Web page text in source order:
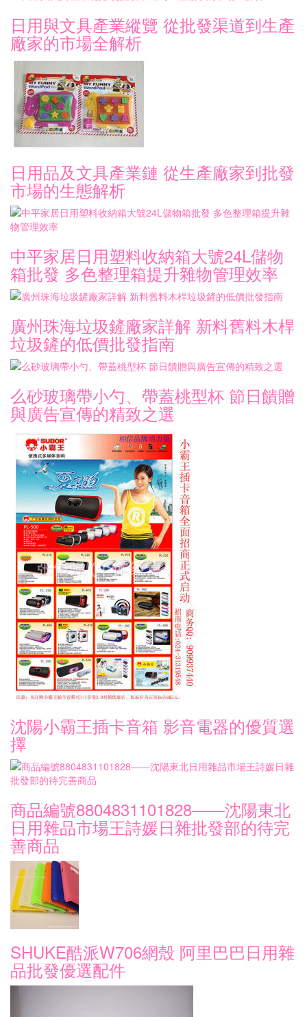
日用與文具產業縱覽 從批發渠道到生產
廠家的市場全解析
日用品及文具產業鏈 從生產廠家到批發
市場的生態解析
中平家居日用塑料收納箱大號24L儲物
箱批發 多色整理箱提升雜物管理效率
廣州珠海垃圾鏟廠家詳解 新料舊料木桿
垃圾鏟的低價批發指南
么砂玻璃帶小勺、帶蓋桃型杯 節日饋贈
與廣告宣傳的精致之選
沈陽小霸王插卡音箱 影音電器的優質選
擇
商品編號8804831101828——沈陽東北
日用雜品市場王詩媛日雜批發部的待完
善商品
SHUKE酷派W706網殼 阿里巴巴日用雜
品批發優選配件